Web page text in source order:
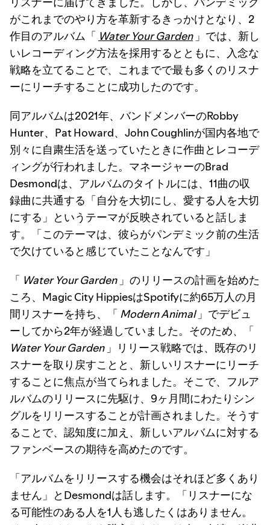
がこれまでのやり方を革新するきっかけとなり、2
作目のアルバム「 Water Your Garden」では、新し
いレコーディング方法を採用するとともに、入念な
戦略を立てることで、これまでで最も多くのリスナ
ーにリーチすることに成功したのです。
同アルバムは2021年、バンドメンバーのRobby
Hunter、Pat Howard、John Coughlinが国内各地で
別々に自粛生活を送っていたときに作曲とレコーデ
ィングが行われました。マネージャーのBrad
Desmondは、アルバムのタイトルには、11曲の収
録曲に共通する「自分を大切にし、愛する人を大切
にする」というテーマが反映されていると話しま
す。「このテーマは、彼らがパンデミック前の生活
で欠けていると感じていたことなんです」
「 Water Your Garden」のリリースの計画を始めた
ころ、Magic City HippiesはSpotifyに約65万人の月
間リスナーを持ち、「 Modern Animal」でデビュ
ーしてから2年が経過していました。そのため、「
Water Your Garden」リリース戦略では、既存のリ
スナーを取り戻すことと、新しいリスナーにリーチ
することに焦点が当てられました。そこで、フルア
ルバムのリリースに先駆け、9ヶ月間にわたりシン
グルをリリースすることが計画されました。そうす
ることで、認知度に加え、新しいアルバムに対する
ファンベースの期待を高めたのです。
「アルバムをリリースする機会はそれほど多くあり
ません」とDesmondは話します。「リスナーにな
る可能性のある人を1人も逃したくはありません。